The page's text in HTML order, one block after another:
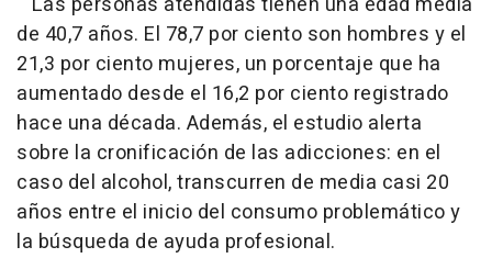
de 40,7 años. El 78,7 por ciento son hombres y el
21,3 por ciento mujeres, un porcentaje que ha
aumentado desde el 16,2 por ciento registrado
hace una década. Además, el estudio alerta
sobre la cronificación de las adicciones: en el
caso del alcohol, transcurren de media casi 20
años entre el inicio del consumo problemático y
la búsqueda de ayuda profesional.